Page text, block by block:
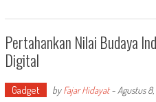
Pertahankan Nilai Budaya
Digital
Gadget byFajar Hidayat- Agustus 8,